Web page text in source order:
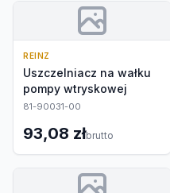
REINZ
Uszczelniacz na wałku
pompy wtryskowej
81-90031-00
93,08 złbrutto